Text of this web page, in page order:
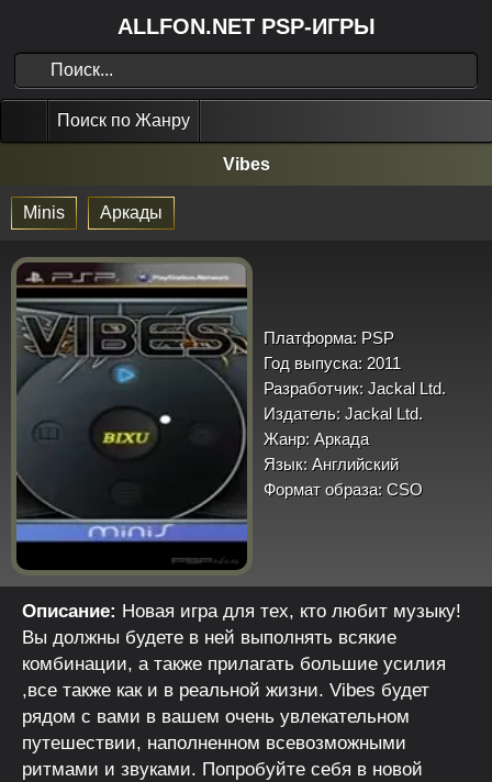
ALLFON.NET PSP-ИГРЫ
Поиск по Жанру
Vibes
Minis Аркады
Платформа: PSP
Год выпуска: 2011
Разработчик: Jackal Ltd.
Издатель: Jackal Ltd.
Жанр: Аркада
Язык: Английский
Формат образа: CSO
Описание: Новая игра для тех, кто любит музыку!
Вы должны будете в ней выполнять всякие
комбинации, а также прилагать большие усилия
,все также как и в реальной жизни. Vibes будет
рядом с вами в вашем очень увлекательном
путешествии, наполненном всевозможными
ритмами и звуками. Попробуйте себя в новой